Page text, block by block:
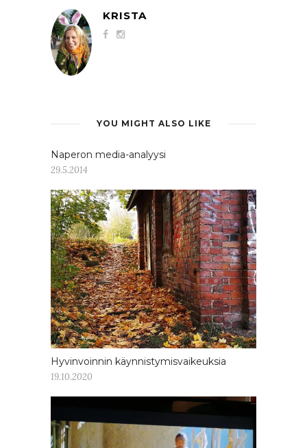
KRISTA
YOU MIGHT ALSO LIKE
Naperon media-analyysi
29.5.2014
Hyvinvoinnin käynnistymisvaikeuksia
19.10.2020